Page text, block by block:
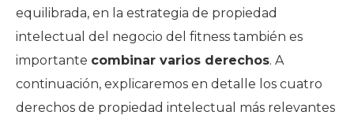
equilibrada, en la estrategia de propiedad
intelectual del negocio del fitness también es
importante combinar varios derechos. A
continuación, explicaremos en detalle los cuatro
derechos de propiedad intelectual más relevantes